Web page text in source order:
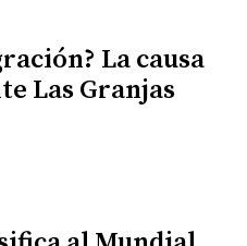
La causa
Las Granjas